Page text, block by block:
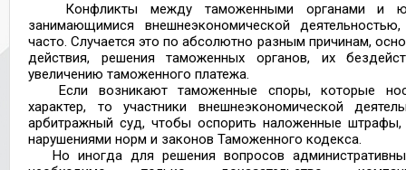
Конфликты между таможенными органами и
занимающимися внешнеэкономической
часто. Случается это по абсолютно разным причинам,
действия, решения таможенных органов, их
увеличению таможенного платежа.
Если возникают таможенные споры, которые
характер, то участники внешнеэкономической
арбитражный суд, чтобы оспорить наложенные
нарушениями норм и законов Таможенного кодекса.
Но иногда для решения вопросов